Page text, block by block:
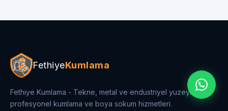
FethiyeKumlama
Fethiye Kumlama - Tekne, metal ve endustriyel yuzeylerde
profesyonel kumlama ve boya sokum hizmetleri.